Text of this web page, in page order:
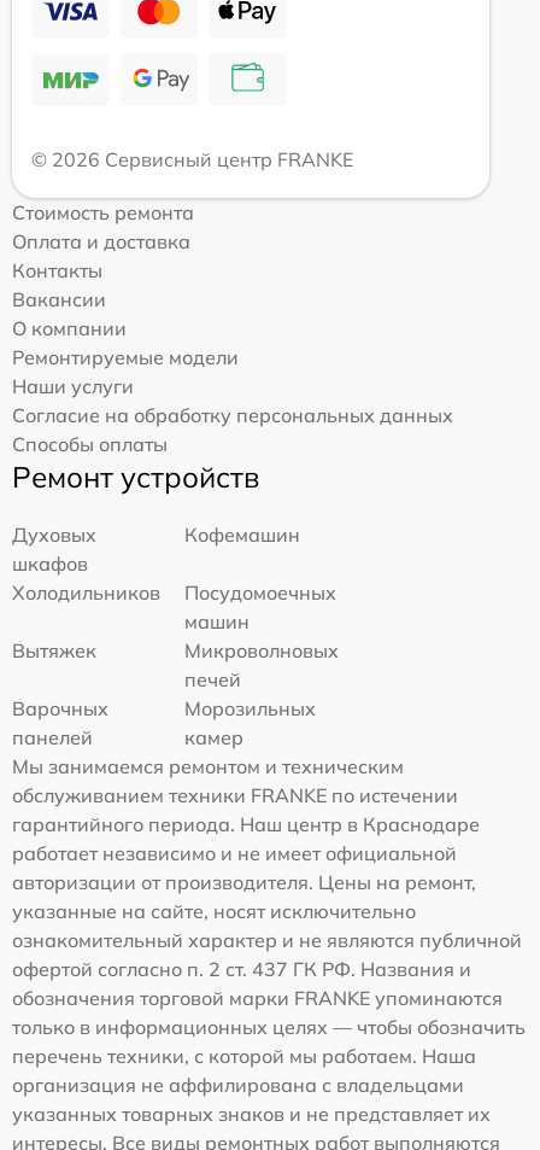
© 2026 Сервисный центр FRANKE
Стоимость ремонта
Оплата и доставка
Контакты
Вакансии
О компании
Ремонтируемые модели
Наши услуги
Согласие на обработку персональных данных
Способы оплаты
Ремонт устройств
Духовых
шкафов
Кофемашин
Холодильников
Посудомоечных
машин
Вытяжек
Микроволновых
печей
Варочных
панелей
Морозильных
камер
Мы занимаемся ремонтом и техническим
обслуживанием техники FRANKE по истечении
гарантийного периода. Наш центр в Краснодаре
работает независимо и не имеет официальной
авторизации от производителя. Цены на ремонт,
указанные на сайте, носят исключительно
ознакомительный характер и не являются публичной
офертой согласно п. 2 ст. 437 ГК РФ. Названия и
обозначения торговой марки FRANKE упоминаются
только в информационных целях — чтобы обозначить
перечень техники, с которой мы работаем. Наша
организация не аффилирована с владельцами
указанных товарных знаков и не представляет их
интересы. Все виды ремонтных работ выполняются